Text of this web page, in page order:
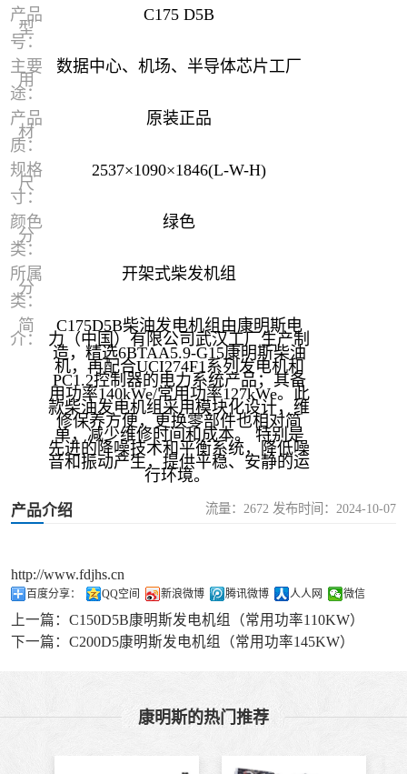
产品
型
号：
C175 D5B
主要
用
途：
数据中心、机场、半导体芯片工厂
产品
材
质：
原装正品
规格
尺
寸：
2537×1090×1846(L-W-H)
颜色
分
类：
绿色
所属
分
类：
开架式柴发机组
简
介：
C175D5B柴油发电机组由康明斯电
力（中国）有限公司武汉工厂生产制
造，精选6BTAA5.9-G15康明斯柴油
机，再配合UCI274F1系列发电机和
PC1.2控制器的电力系统产品；其备
用功率140kWe/常用功率127kWe。此
款柴油发电机组采用模块化设计，维
修保养方便，更换零部件也相对简
单，减少维修时间和成本。 特别是
先进的降噪技术和平衡系统，降低噪
音和振动产生，提供平稳、安静的运
行环境。
产品介绍 流量：2672 发布时间：2024-10-07
http://www.fdjhs.cn
百度分享： QQ空间 新浪微博 腾讯微博 人人网 微信
上一篇： C150D5B康明斯发电机组（常用功率110KW）
下一篇： C200D5康明斯发电机组（常用功率145KW）
康明斯的热门推荐